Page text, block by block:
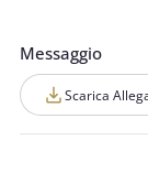
Messaggio
Scarica